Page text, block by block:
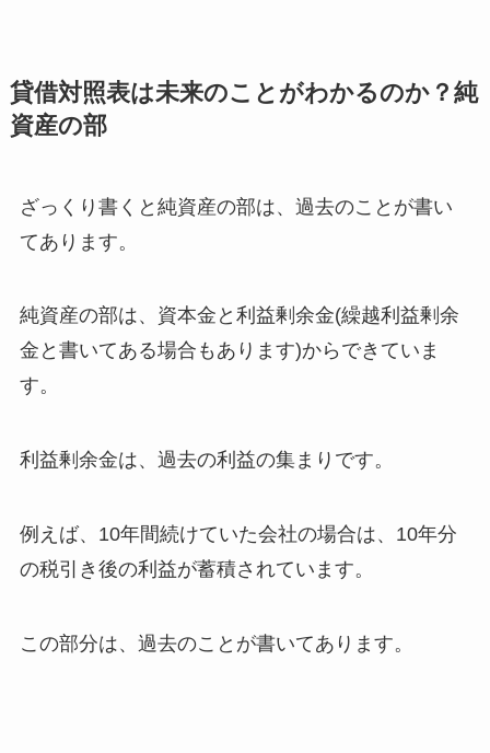
貸借対照表は未来のことがわかるのか？純
資産の部
ざっくり書くと純資産の部は、過去のことが書い
てあります。
純資産の部は、資本金と利益剰余金(繰越利益剰余
金と書いてある場合もあります)からできていま
す。
利益剰余金は、過去の利益の集まりです。
例えば、10年間続けていた会社の場合は、10年分
の税引き後の利益が蓄積されています。
この部分は、過去のことが書いてあります。